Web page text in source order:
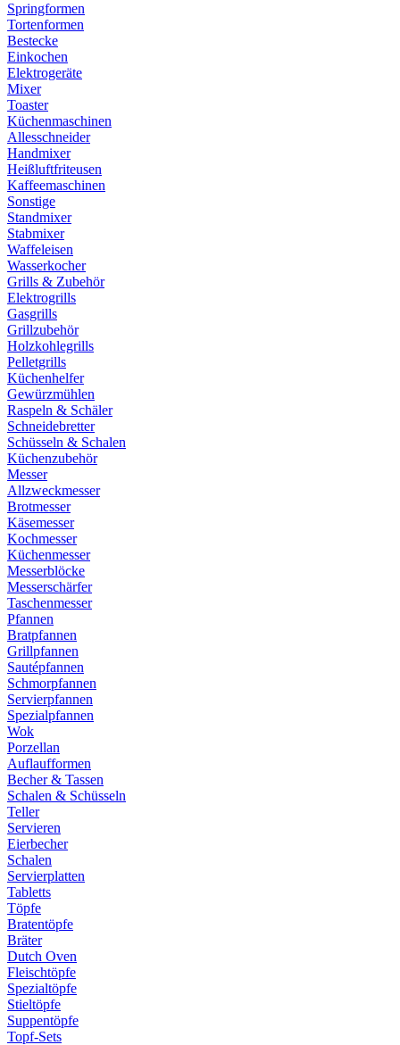
Springformen
Tortenformen
Bestecke
Einkochen
Elektrogeräte
Mixer
Toaster
Küchenmaschinen
Allesschneider
Handmixer
Heißluftfriteusen
Kaffeemaschinen
Sonstige
Standmixer
Stabmixer
Waffeleisen
Wasserkocher
Grills & Zubehör
Elektrogrills
Gasgrills
Grillzubehör
Holzkohlegrills
Pelletgrills
Küchenhelfer
Gewürzmühlen
Raspeln & Schäler
Schneidebretter
Schüsseln & Schalen
Küchenzubehör
Messer
Allzweckmesser
Brotmesser
Käsemesser
Kochmesser
Küchenmesser
Messerblöcke
Messerschärfer
Taschenmesser
Pfannen
Bratpfannen
Grillpfannen
Sautépfannen
Schmorpfannen
Servierpfannen
Spezialpfannen
Wok
Porzellan
Auflaufformen
Becher & Tassen
Schalen & Schüsseln
Teller
Servieren
Eierbecher
Schalen
Servierplatten
Tabletts
Töpfe
Bratentöpfe
Bräter
Dutch Oven
Fleischtöpfe
Spezialtöpfe
Stieltöpfe
Suppentöpfe
Topf-Sets